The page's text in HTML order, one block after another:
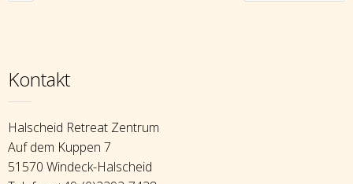
Kontakt
Halscheid Retreat Zentrum
Auf dem Kuppen 7
51570 Windeck-Halscheid